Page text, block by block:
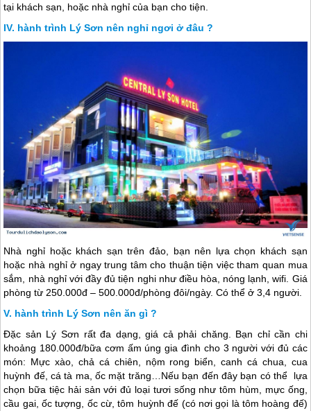
tại khách sạn, hoặc nhà nghỉ của bạn cho tiện.
hành trình Lý Sơn nên nghỉ ngơi ở đâu ?
Nhà nghỉ hoặc khách sạn trên đảo, bạn nên lựa chọn khách sạn
hoặc nhà nghỉ ở ngay trung tâm cho thuận tiện việc tham quan mua
sắm, nhà nghỉ với đầy đủ tiện nghi như điều hòa, nóng lạnh, wifi. Giá
phòng từ 250.000đ – 500.000đ/phòng đôi/ngày. Có thể ở 3,4 người.
hành trình Lý Sơn nên ăn gì ?
Đặc sản Lý Sơn rất đa dạng, giá cả phải chăng. Bạn chỉ cần chi
khoảng 180.000đ/bữa cơm ấm úng gia đình cho 3 người với đủ các
món: Mực xào, chả cá chiên, nộm rong biển, canh cá chua, cua
huỳnh đế, cá tà ma, ốc mặt trăng…Nếu bạn đến đây bạn có thể lựa
chọn bữa tiệc hải sản với đủ loại tươi sống như tôm hùm, mực ống,
cầu gai, ốc tượng, ốc cừ, tôm huỳnh đế (có nơi gọi là tôm hoàng đế)